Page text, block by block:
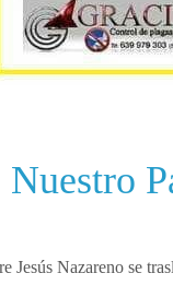
Nazareno se